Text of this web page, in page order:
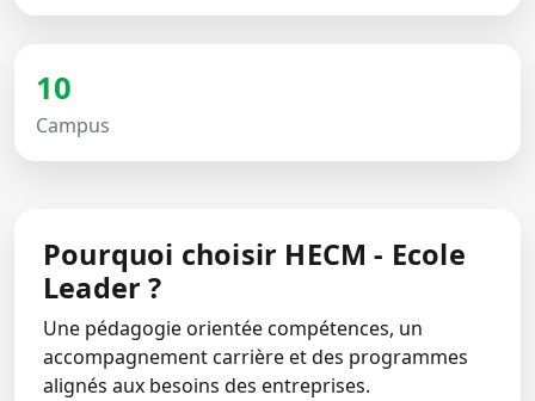
10
Campus
Pourquoi choisir HECM - Ecole
Leader ?
Une pédagogie orientée compétences, un
accompagnement carrière et des programmes
alignés aux besoins des entreprises.